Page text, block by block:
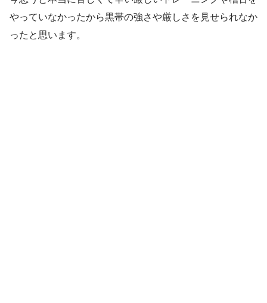
やっていなかったから黒帯の強さや厳しさを見せられなか
ったと思います。